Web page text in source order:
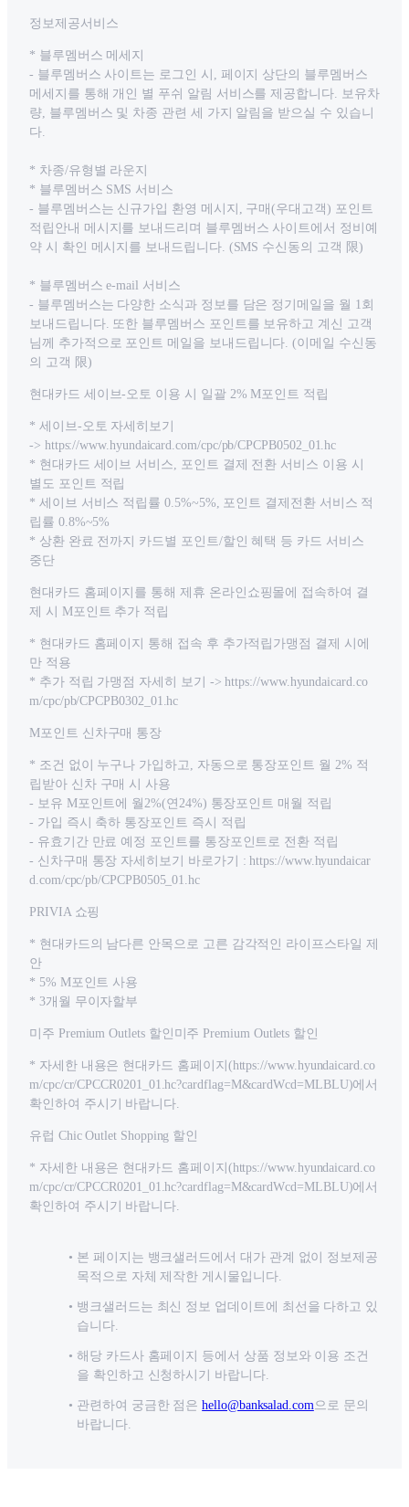
정보제공서비스
* 블루멤버스 메세지
- 블루멤버스 사이트는 로그인 시, 페이지 상단의 블루멤버스
메세지를 통해 개인 별 푸쉬 알림 서비스를 제공합니다. 보유차
량, 블루멤버스 및 차종 관련 세 가지 알림을 받으실 수 있습니
다.
* 차종/유형별 라운지
* 블루멤버스 SMS 서비스
- 블루멤버스는 신규가입 환영 메시지, 구매(우대고객) 포인트
적립안내 메시지를 보내드리며 블루멤버스 사이트에서 정비예
약 시 확인 메시지를 보내드립니다. (SMS 수신동의 고객 限)
* 블루멤버스 e-mail 서비스
- 블루멤버스는 다양한 소식과 정보를 담은 정기메일을 월 1회
보내드립니다. 또한 블루멤버스 포인트를 보유하고 계신 고객
님께 추가적으로 포인트 메일을 보내드립니다. (이메일 수신동
의 고객 限)
현대카드 세이브-오토 이용 시 일괄 2% M포인트 적립
* 세이브-오토 자세히보기
-> https://www.hyundaicard.com/cpc/pb/CPCPB0502_01.hc
* 현대카드 세이브 서비스, 포인트 결제 전환 서비스 이용 시
별도 포인트 적립
* 세이브 서비스 적립률 0.5%~5%, 포인트 결제전환 서비스 적
립률 0.8%~5%
* 상환 완료 전까지 카드별 포인트/할인 혜택 등 카드 서비스
중단
현대카드 홈페이지를 통해 제휴 온라인쇼핑몰에 접속하여 결
제 시 M포인트 추가 적립
* 현대카드 홈페이지 통해 접속 후 추가적립가맹점 결제 시에
만 적용
* 추가 적립 가맹점 자세히 보기 -> https://www.hyundaicard.co
m/cpc/pb/CPCPB0302_01.hc
M포인트 신차구매 통장
* 조건 없이 누구나 가입하고, 자동으로 통장포인트 월 2% 적
립받아 신차 구매 시 사용
- 보유 M포인트에 월2%(연24%) 통장포인트 매월 적립
- 가입 즉시 축하 통장포인트 즉시 적립
- 유효기간 만료 예정 포인트를 통장포인트로 전환 적립
- 신차구매 통장 자세히보기 바로가기 : https://www.hyundaicar
d.com/cpc/pb/CPCPB0505_01.hc
PRIVIA 쇼핑
* 현대카드의 남다른 안목으로 고른 감각적인 라이프스타일 제
안
* 5% M포인트 사용
* 3개월 무이자할부
미주 Premium Outlets 할인미주 Premium Outlets 할인
* 자세한 내용은 현대카드 홈페이지(https://www.hyundaicard.co
m/cpc/cr/CPCCR0201_01.hc?cardflag=M&cardWcd=MLBLU)에서
확인하여 주시기 바랍니다.
유럽 Chic Outlet Shopping 할인
* 자세한 내용은 현대카드 홈페이지(https://www.hyundaicard.co
m/cpc/cr/CPCCR0201_01.hc?cardflag=M&cardWcd=MLBLU)에서
확인하여 주시기 바랍니다.
본 페이지는 뱅크샐러드에서 대가 관계 없이 정보제공
목적으로 자체 제작한 게시물입니다.
뱅크샐러드는 최신 정보 업데이트에 최선을 다하고 있
습니다.
해당 카드사 홈페이지 등에서 상품 정보와 이용 조건
을 확인하고 신청하시기 바랍니다.
관련하여 궁금한 점은 hello@banksalad.com으로 문의
바랍니다.